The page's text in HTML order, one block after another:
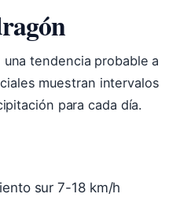
tendencia probable a
muestran intervalos
para cada día.
sur 7-18 km/h